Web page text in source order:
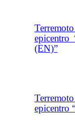
(EN)”
epicentro